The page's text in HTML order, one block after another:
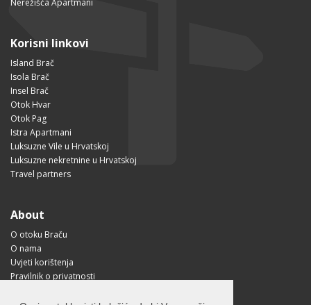
Nerežišća Apartmani
Korisni linkovi
Island Brač
Isola Brač
Insel Brač
Otok Hvar
Otok Pag
Istra Apartmani
Luksuzne Vile u Hrvatskoj
Luksuzne nekretnine u Hrvatskoj
Travel partners
About
O otoku Braču
O nama
Uvjeti korištenja
Pravilnik o privatnosti